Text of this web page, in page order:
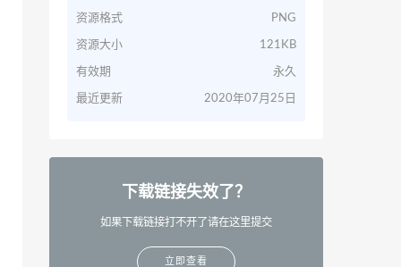
资源格式 PNG
资源大小 121KB
有效期 永久
最近更新 2020年07月25日
下载链接失效了？
如果下载链接打不开了请在这里提交
立即查看